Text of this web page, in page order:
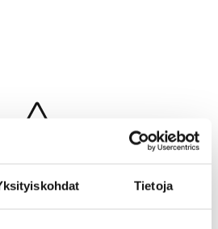
Tietoja
Hups...
sivun lataamisessa